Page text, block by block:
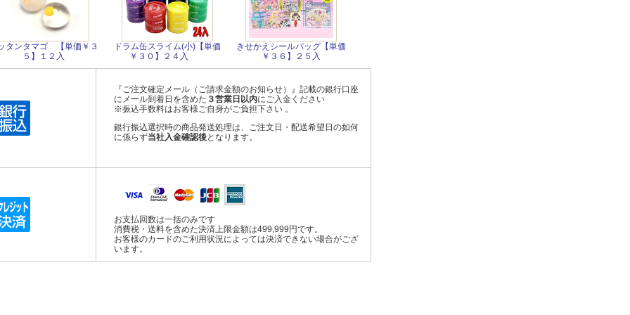
タンタマゴ 【単価￥３
５】１２入
ドラム缶スライム(小)【単価
￥３０】２４入
きせかえシールバッグ【単価
￥３６】２５入
『ご注文確定メール（ご請求金額のお知らせ）』記載の銀行口座
にメール到着日を含めた ３営業日以内にご入金ください
※振込手数料はお客様ご自身がご負担下さい 。
銀行振込選択時の商品発送処理は、ご注文日・配送希望日の如何
に係らず当社入金確認後となります。
お支払回数は一括のみです
消費税・送料を含めた決済上限金額は499,999円です。
お客様のカードのご利用状況によっては決済できない場合がござ
います。